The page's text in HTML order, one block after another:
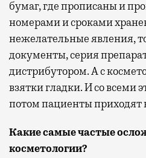
бумаг, где прописаны и
номерами и сроками
нежелательные явления,
документы, серия
дистрибутором. А с
взятки гладки. И со
потом пациенты приходят
Какие самые частые
косметологии?